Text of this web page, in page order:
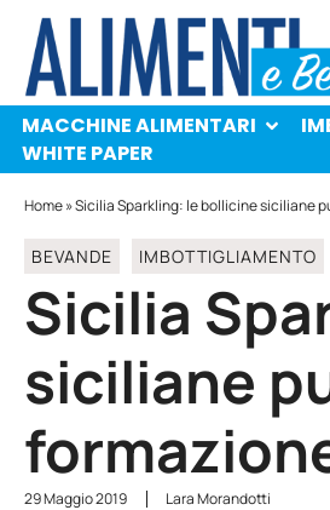
MACCHINE ALIMENTARI
PROTAGONISTI
WHITE
MACCHINE ALIMENTARI
WHITE PAPER
Home»Sicilia Sparkling: le bollicine siciliane
BEVANDE IMBOTTIGLIAMENTO
Sicilia
siciliane
29 Maggio 2019
Lara Morandotti